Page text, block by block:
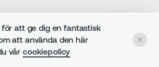
ÄNGELHOLMSSIMSÄLLSKAP
att ge dig en fantastisk
att använda den här
vår cookiepolicy